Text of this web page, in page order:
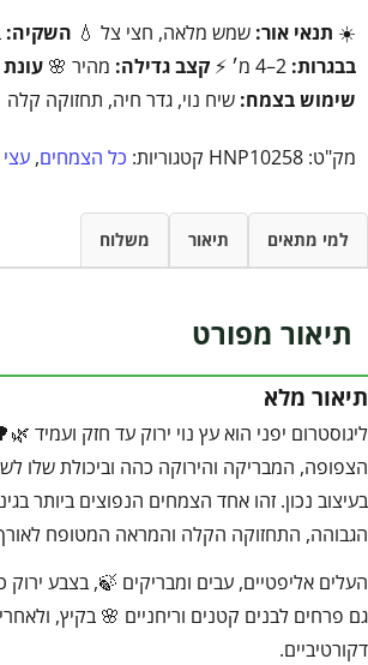
☀️ תנאי אור: שמש מלאה, חצי צל 💧 השקיה:
בבגרות: 2–4 מ׳ ⚡ קצב גדילה: מהיר 🌸
שימוש בצמח: שיח נוי, גדר חיה, תחזוקה קלה
מק"ט: HNP10258 קטגוריות: כל הצמחים, עצי
למי מתאים תיאור משלוח
תיאור מפורט
תיאור מלא
ליגוסטרום יפני הוא עץ נוי ירוק עד חזק ועמיד
הצפופה, המבריקה והירוקה כהה וביכולת שלו
בעיצוב נכון. זהו אחד הצמחים הנפוצים ביותר
הגבוהה, התחזוקה הקלה והמראה המטופח
העלים אליפטיים, עבים ומבריקים 🍃, בצבע ירוק
גם פרחים לבנים קטנים וריחניים 🌸 בקיץ,
דקורטיביים.